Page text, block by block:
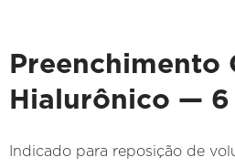
Preenchimento
Hialurônico — 6
Indicado para reposição de